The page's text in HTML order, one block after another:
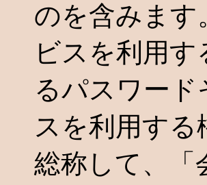
のを含みます
ビスを利用
るパスワー
スを利用す
総称して、「